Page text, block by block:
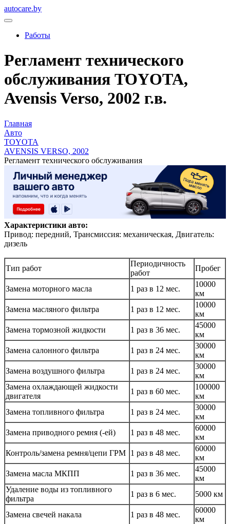
autocare.by
Работы
Регламент технического
обслуживания TOYOTA,
Avensis Verso, 2002 г.в.
Главная
Авто
TOYOTA
AVENSIS VERSO, 2002
Регламент технического обслуживания
Характеристики авто:
Привод: передний, Трансмиссия: механическая, Двигатель:
дизель
Тип работ
Периодичность
работ
Пробег
Замена моторного масла 1 раз в 12 мес.
10000
км
Замена масляного фильтра
1 раз в 12 мес.
10000
км
Замена тормозной жидкости
1 раз в 36 мес.
45000
км
Замена салонного фильтра
1 раз в 24 мес.
30000
км
Замена воздушного фильтра
1 раз в 24 мес.
30000
км
Замена охлаждающей жидкости
двигателя
1 раз в 60 мес.
100000
км
Замена топливного фильтра
1 раз в 24 мес.
30000
км
Замена приводного ремня (-ей)
1 раз в 48 мес.
60000
км
Контроль/замена ремня/цепи ГРМ 1 раз в 48 мес.
60000
км
Замена масла МКПП
1 раз в 36 мес.
45000
км
Удаление воды из топливного
фильтра
1 раз в 6 мес. 5000 км
Замена свечей накала 1 раз в 48 мес.
60000
км